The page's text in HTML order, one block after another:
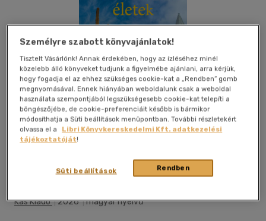
Kívánságlistához adom Megosztom
Kas Kiadó|2026|magyar nyelvű
Személyre szabott könyvajánlatok!
Tisztelt Vásárlónk! Annak érdekében, hogy az ízléséhez minél
közelebb álló könyveket tudjunk a figyelmébe ajánlani, arra kérjük,
hogy fogadja el az ehhez szükséges cookie-kat a „Rendben” gomb
megnyomásával. Ennek hiányában weboldalunk csak a weboldal
használata szempontjából legszükségesebb cookie-kat telepíti a
böngészőjébe, de cookie-preferenciáit később is bármikor
módosíthatja a Süti beállítások menüpontban. További részletekért
olvassa el a
Libri Könyvkereskedelmi Kft. adatkezelési
tájékoztatóját!
Rendben
Süti beállítások